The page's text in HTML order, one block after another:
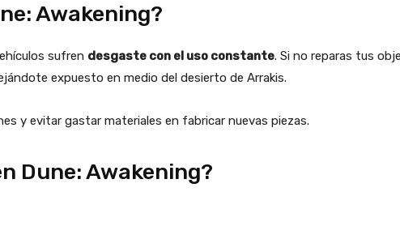
Awakening?
sufren desgaste con el uso constante. Si no reparas tus
expuesto en medio del desierto de Arrakis.
y evitar gastar materiales en fabricar nuevas piezas.
Dune: Awakening?